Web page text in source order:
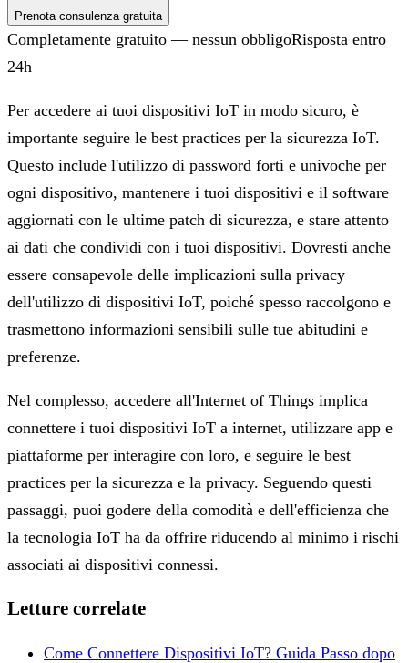
Prenota consulenza gratuita
Completamente gratuito — nessun obbligoRisposta entro
24h
Per accedere ai tuoi dispositivi IoT in modo sicuro, è
importante seguire le best practices per la sicurezza IoT.
Questo include l'utilizzo di password forti e univoche per
ogni dispositivo, mantenere i tuoi dispositivi e il software
aggiornati con le ultime patch di sicurezza, e stare attento
ai dati che condividi con i tuoi dispositivi. Dovresti anche
essere consapevole delle implicazioni sulla privacy
dell'utilizzo di dispositivi IoT, poiché spesso raccolgono e
trasmettono informazioni sensibili sulle tue abitudini e
preferenze.
Nel complesso, accedere all'Internet of Things implica
connettere i tuoi dispositivi IoT a internet, utilizzare app e
piattaforme per interagire con loro, e seguire le best
practices per la sicurezza e la privacy. Seguendo questi
passaggi, puoi godere della comodità e dell'efficienza che
la tecnologia IoT ha da offrire riducendo al minimo i rischi
associati ai dispositivi connessi.
Letture correlate
Come Connettere Dispositivi IoT? Guida Passo dopo